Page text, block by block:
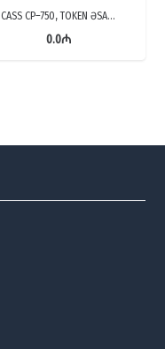
CASS CP–750, TOKEN ƏSA…
0.0₼